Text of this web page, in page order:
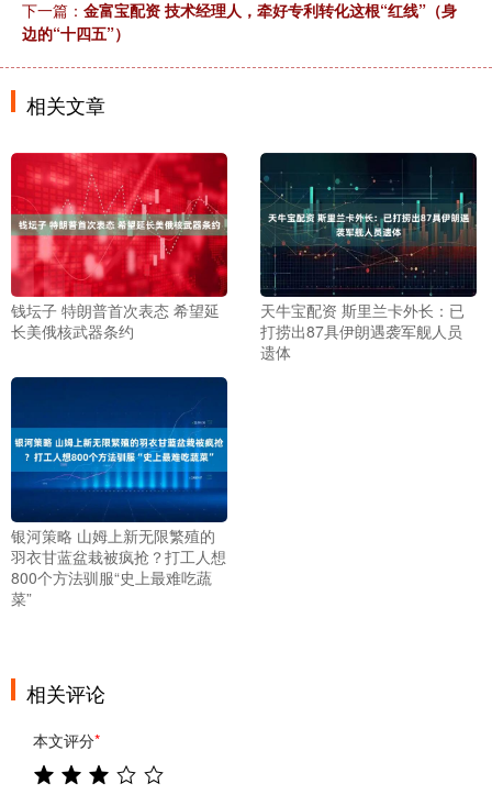
下一篇： 金富宝配资 技术经理人，牵好专利转化这根“红线”（身
边的“十四五”）
相关文章
钱坛子 特朗普首次表态 希望延
长美俄核武器条约
天牛宝配资 斯里兰卡外长：已
打捞出87具伊朗遇袭军舰人员
遗体
银河策略 山姆上新无限繁殖的
羽衣甘蓝盆栽被疯抢？打工人想
800个方法驯服“史上最难吃蔬
菜”
相关评论
本文评分*